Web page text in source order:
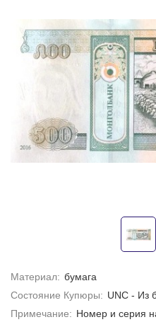
Материал: бумага
Состояние Купюры: UNC - Из
Примечание: Номер и серия